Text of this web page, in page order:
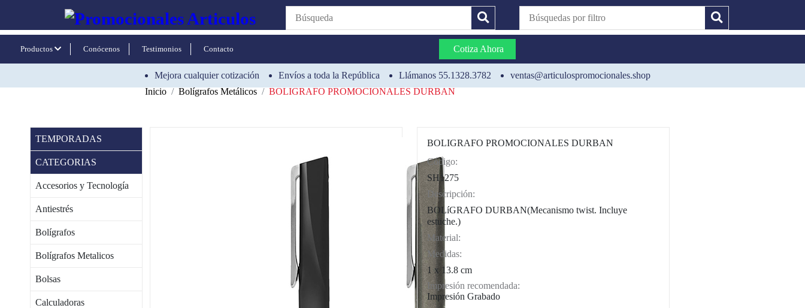
Productos Conócenos Testimonios Contacto Cotiza Ahora
Mejora cualquier cotización Envíos a toda la República Llámanos 55.1328.3782
ventas@articulospromocionales.shop
Inicio
Bolígrafos Metálicos BOLIGRAFO PROMOCIONALES DURBAN
TEMPORADAS
CATEGORIAS
Accesorios y Tecnología
Antiestrés
Bolígrafos
Bolígrafos Metalicos
Bolsas
Calculadoras
BOLIGRAFO PROMOCIONALES DURBAN
Código:
SH1275
Descripción:
BOLíGRAFO DURBAN(Mecanismo twist. Incluye
estuche.)
Material:
Medidas:
1 x 13.8 cm
Impresión recomendada:
Impresión Grabado